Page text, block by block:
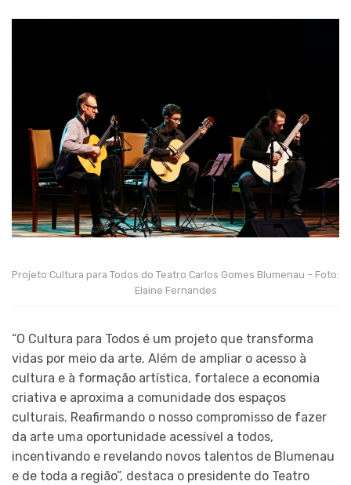
Projeto Cultura para Todos do Teatro Carlos Gomes Blumenau – Foto:
Elaine Fernandes
“O Cultura para Todos é um projeto que transforma
vidas por meio da arte. Além de ampliar o acesso à
cultura e à formação artística, fortalece a economia
criativa e aproxima a comunidade dos espaços
culturais. Reafirmando o nosso compromisso de fazer
da arte uma oportunidade acessível a todos,
incentivando e revelando novos talentos de Blumenau
e de toda a região”, destaca o presidente do Teatro